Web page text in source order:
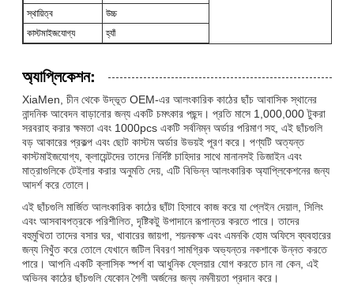
স্থায়িত্ব
উচ্চ
কাস্টমাইজযোগ্য
হ্যাঁ
অ্যাপ্লিকেশন:
XiaMen, চীন থেকে উদ্ভূত OEM-এর আলংকারিক কাঠের ছাঁচ আবাসিক স্থানের
নান্দনিক আবেদন বাড়ানোর জন্য একটি চমৎকার পছন্দ। প্রতি মাসে 1,000,000 টুকরা
সরবরাহ করার ক্ষমতা এবং 1000pcs একটি সর্বনিম্ন অর্ডার পরিমাণ সহ, এই ছাঁচগুলি
বড় আকারের প্রকল্প এবং ছোট কাস্টম অর্ডার উভয়ই পূরণ করে। পণ্যটি অত্যন্ত
কাস্টমাইজযোগ্য, ক্লায়েন্টদের তাদের নির্দিষ্ট চাহিদার সাথে মানানসই ডিজাইন এবং
মাত্রাগুলিকে টেইলার করার অনুমতি দেয়, এটি বিভিন্ন আলংকারিক অ্যাপ্লিকেশনের জন্য
আদর্শ করে তোলে।
এই ছাঁচগুলি মার্জিত আলংকারিক কাঠের ছাঁটা হিসাবে কাজ করে যা প্লেইন দেয়াল, সিলিং
এবং আসবাবপত্রকে পরিশীলিত, দৃষ্টিকটু উপাদানে রূপান্তর করতে পারে। তাদের
বহুমুখিতা তাদের বসার ঘর, খাবারের জায়গা, শয়নকক্ষ এবং এমনকি হোম অফিসে ব্যবহারের
জন্য নিখুঁত করে তোলে যেখানে জটিল বিবরণ সামগ্রিক অভ্যন্তর নকশাকে উন্নত করতে
পারে। আপনি একটি ক্লাসিক স্পর্শ বা আধুনিক ফ্লেয়ার যোগ করতে চান না কেন, এই
অভিনব কাঠের ছাঁচগুলি যেকোন শৈলী অর্জনের জন্য নমনীয়তা প্রদান করে।